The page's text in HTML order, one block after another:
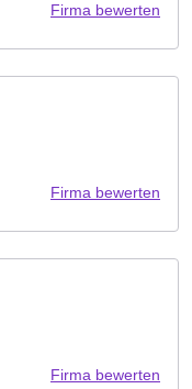
Firma bewerten
Firma bewerten
Firma bewerten